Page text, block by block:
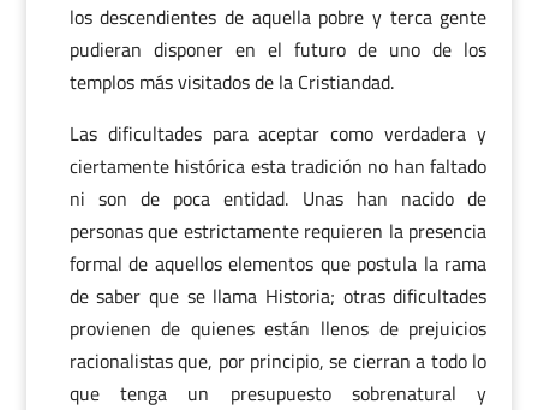
los descendientes de aquella pobre y terca gente
pudieran disponer en el futuro de uno de los
templos más visitados de la Cristiandad.
Las dificultades para aceptar como verdadera y
ciertamente histórica esta tradición no han faltado
ni son de poca entidad. Unas han nacido de
personas que estrictamente requieren la presencia
formal de aquellos elementos que postula la rama
de saber que se llama Historia; otras dificultades
provienen de quienes están llenos de prejuicios
racionalistas que, por principio, se cierran a todo lo
que tenga un presupuesto sobrenatural y